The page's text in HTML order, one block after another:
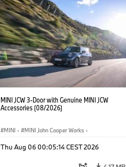
MINI JCW 3-Door with Genuine MINI JCW
Accessories (08/2026)
MINI · MINI John Cooper Works ·
Optional Extras, Accessories
Thu Aug 06 00:05:14 CEST 2026